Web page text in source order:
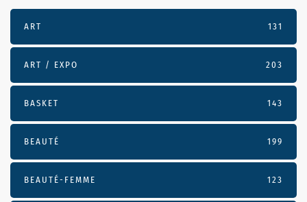
ART 131
ART / EXPO 203
BASKET 143
BEAUTÉ 199
BEAUTÉ-FEMME 123